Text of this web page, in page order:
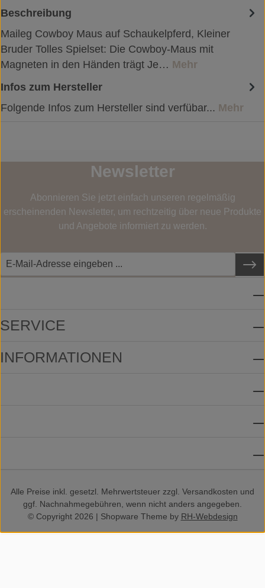
Beschreibung
Maileg Cowboy Maus auf Schaukelpferd, Kleiner
Bruder Tolles Spielset: Die Cowboy-Maus mit
Magneten in den Händen trägt Je… Mehr
Infos zum Hersteller
Folgende Infos zum Hersteller sind verfübar... Mehr
Newsletter
Abonnieren Sie jetzt einfach unseren regelmäßig
erscheinenden Newsletter, um rechtzeitig über neue Produkte
und Angebote informiert zu werden.
SERVICE
INFORMATIONEN
Alle Preise inkl. gesetzl. Mehrwertsteuer zzgl. Versandkosten und
ggf. Nachnahmegebühren, wenn nicht anders angegeben.
© Copyright 2026 | Shopware Theme by RH-Webdesign